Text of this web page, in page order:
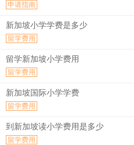
申请指南
新加坡小学学费是多少
留学费用
留学新加坡小学费用
留学费用
新加坡国际小学学费
留学费用
到新加坡读小学费用是多少
留学费用